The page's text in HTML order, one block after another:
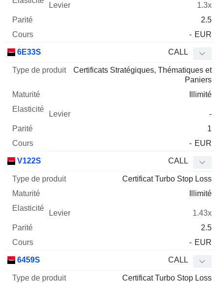
1.3x
2.5
- EUR
6E33S CALL
Certificats Stratégiques, Thématiques et
Paniers
Illimité
-
1
- EUR
V122S CALL
Certificat Turbo Stop Loss
Illimité
1.43x
2.5
- EUR
6459S CALL
Certificat Turbo Stop Loss